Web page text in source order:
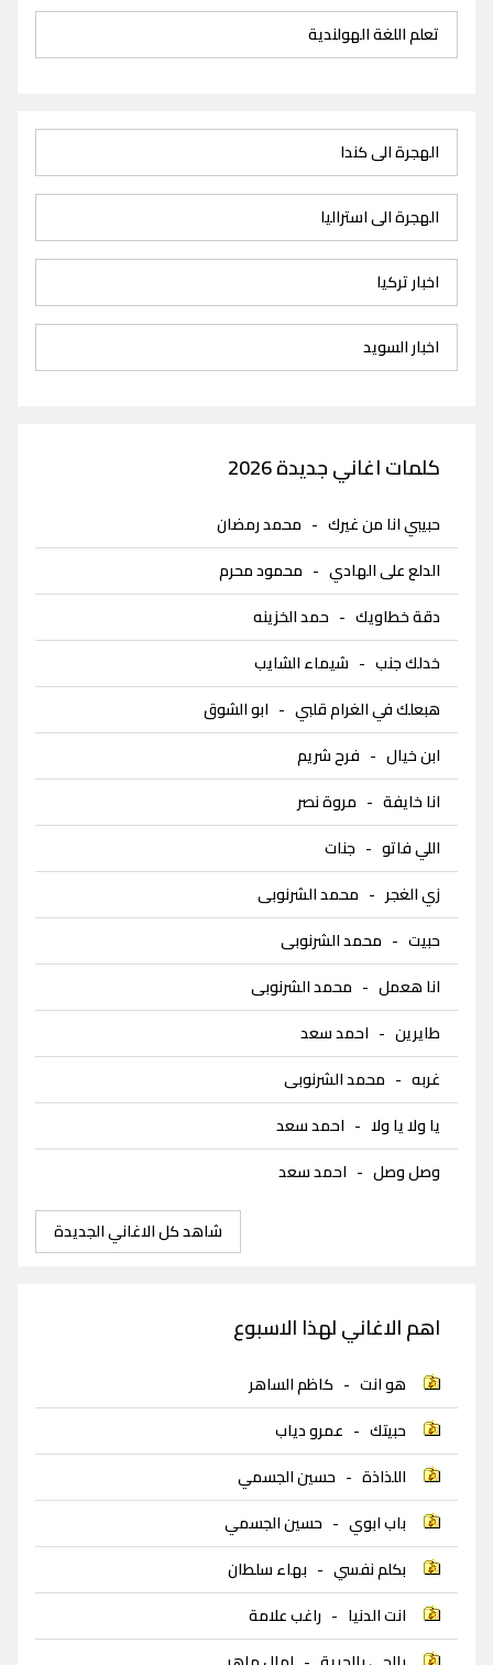
تعلم اللغة الهولندية
الهجرة الى كندا
الهجرة الى استراليا
اخبار تركيا
اخبار السويد
كلمات اغاني جديدة 2026
حبيبي انا من غيرك - محمد رمضان
الدلع على الهادي - محمود محرم
دقة خطاويك - حمد الخزينه
خدلك جنب - شيماء الشايب
هبعلك في الغرام قلبي - ابو الشوق
ابن خيال - فرح شريم
انا خايفة - مروة نصر
اللي فاتو - جنات
زي الغجر - محمد الشرنوبى
حبيت - محمد الشرنوبى
انا هعمل - محمد الشرنوبى
طايرين - احمد سعد
غربه - محمد الشرنوبى
يا ولا يا ولا - احمد سعد
وصل وصل - احمد سعد
شاهد كل الاغاني الجديدة
اهم الاغاني لهذا الاسبوع
هو انت - كاظم الساهر
حبيتك - عمرو دياب
اللذاذة - حسين الجسمي
باب ابوي - حسين الجسمي
بكلم نفسي - بهاء سلطان
انت الدنيا - راغب علامة